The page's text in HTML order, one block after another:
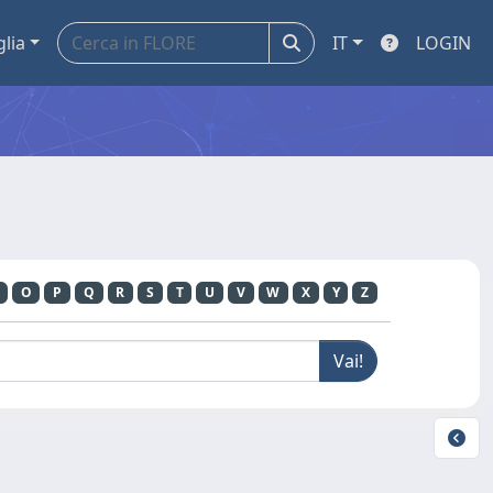
IT LOGIN
O P Q R S T U V W X Y Z